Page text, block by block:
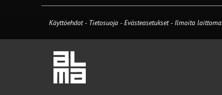
Käyttöehdot - Tietosuoja -Evästeasetukset- Ilmoita